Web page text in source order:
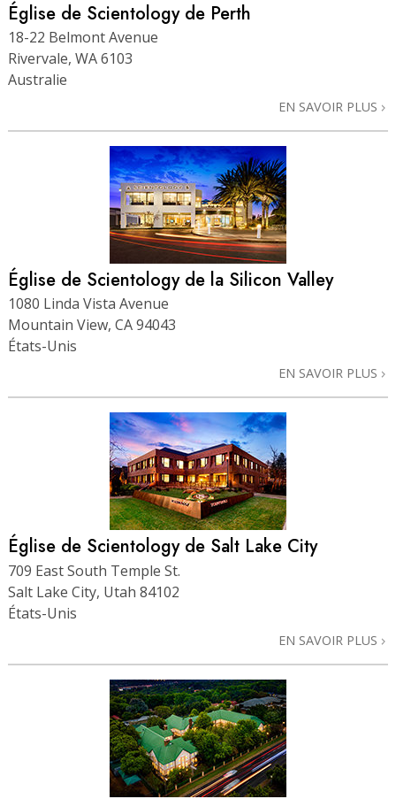
Église de Scientology de Perth
18-22 Belmont Avenue
Rivervale, WA 6103
Australie
EN SAVOIR PLUS
Église de Scientology de la Silicon Valley
1080 Linda Vista Avenue
Mountain View, CA 94043
États-Unis
EN SAVOIR PLUS
Église de Scientology de Salt Lake City
709 East South Temple St.
Salt Lake City, Utah 84102
États-Unis
EN SAVOIR PLUS